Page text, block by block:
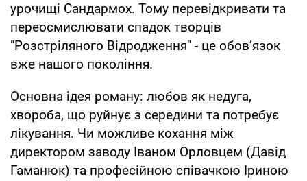
урочищі Сандармох. Тому перевідкривати та
переосмислювати спадок творців
"Розстріляного Відродження" - це обов’язок
вже нашого покоління.
Основна ідея роману: любов як недуга,
хвороба, що руйнує з середини та потребує
лікування. Чи можливе кохання між
директором заводу Іваном Орловцем (Давід
Гаманюк) та професійною співачкою Іриною